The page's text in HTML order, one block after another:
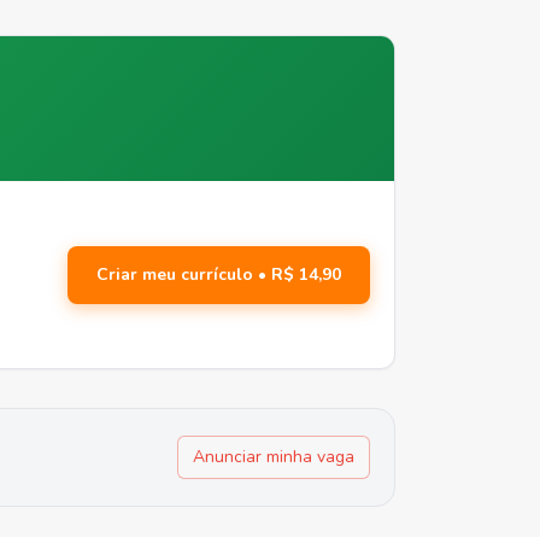
Criar meu currículo • R$ 14,90
Anunciar minha vaga